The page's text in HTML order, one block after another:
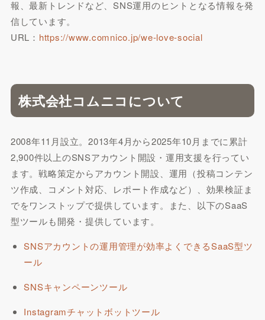
報、最新トレンドなど、SNS運用のヒントとなる情報を発
信しています。
URL： https://www.comnico.jp/we-love-social
株式会社コムニコについて
2008年11月設立。2013年4月から2025年10月までに累計
2,900件以上のSNSアカウント開設・運用支援を行ってい
ます。戦略策定からアカウント開設、運用（投稿コンテン
ツ作成、コメント対応、レポート作成など）、効果検証ま
でをワンストップで提供しています。また、以下のSaaS
型ツールも開発・提供しています。
SNSアカウントの運用管理が効率よくできるSaaS型ツ
ール
SNSキャンペーンツール
Instagramチャットボットツール